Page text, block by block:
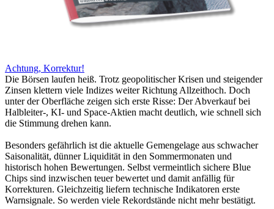
Achtung, Korrektur!
Die Börsen laufen heiß. Trotz geopolitischer Krisen und steigender
Zinsen klettern viele Indizes weiter Richtung Allzeithoch. Doch
unter der Oberfläche zeigen sich erste Risse: Der Abverkauf bei
Halbleiter-, KI- und Space-Aktien macht deutlich, wie schnell sich
die Stimmung drehen kann.
Besonders gefährlich ist die aktuelle Gemengelage aus schwacher
Saisonalität, dünner Liquidität in den Sommermonaten und
historisch hohen Bewertungen. Selbst vermeintlich sichere Blue
Chips sind inzwischen teuer bewertet und damit anfällig für
Korrekturen. Gleichzeitig liefern technische Indikatoren erste
Warnsignale. So werden viele Rekordstände nicht mehr bestätigt.